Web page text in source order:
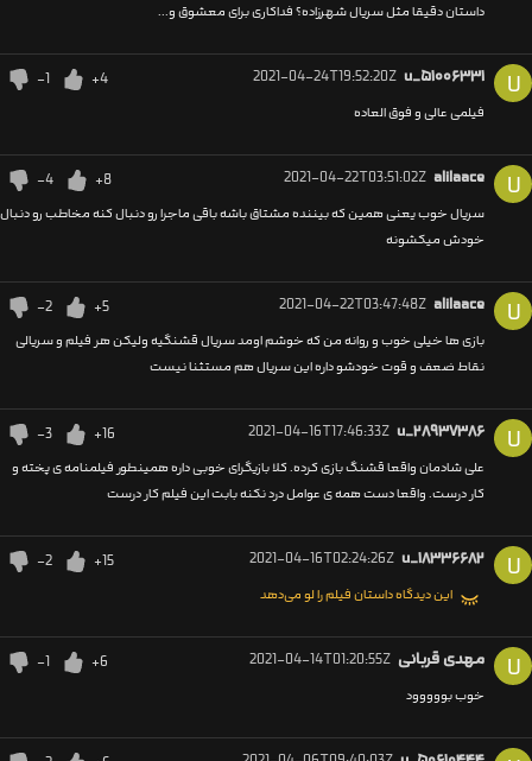
داستان دقیقا مثل سریال شهرزاده؟ فداکاری برای معشوق و...
U u_۵۱۰۰۶۳۳۱ 2021-04-24T19:52:20Z
+4
-1
فیلمی عالی و فوق العاده
U
alilaace
2021-04-22T03:51:02Z
+8
-4
سریال خوب یعنی همین که بیننده مشتاق باشه باقی ماجرا رو دنبال کنه مخاطب رو دنبال
خودش میکشونه
U
alilaace
2021-04-22T03:47:48Z
+5
-2
بازی ها خیلی خوب و روانه من که خوشم اومد سریال قشنگیه ولیکن هر فیلم و سریالی
نقاط ضعف و قوت خودشو داره این سریال هم مستثنا نیست
U u_۲۸۹۳۷۳۸۶ 2021-04-16T17:46:33Z
+16
-3
علی شادمان واقعا قشنگ بازی کرده. کلا بازیگرای خوبی داره همینطور فیلمنامه ی پخته و
کار درست. واقعا دست همه ی عوامل درد نکنه بابت این فیلم کار درست
U u_۱۸۳۳۶۶۸۲ 2021-04-16T02:24:26Z
+15
-2
این دیدگاه داستان فیلم را لو می‌دهد
U مهدی قربانی 2021-04-14T01:20:55Z
+6
-1
خوب بووووود